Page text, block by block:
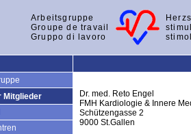
Arbeitsgruppe
Groupe de travail
Gruppo di lavoro
Mitglieder
Dr. med. Reto Engel
FMH Kardiologie & Innere
Schützengasse 2
9000 St.Gallen